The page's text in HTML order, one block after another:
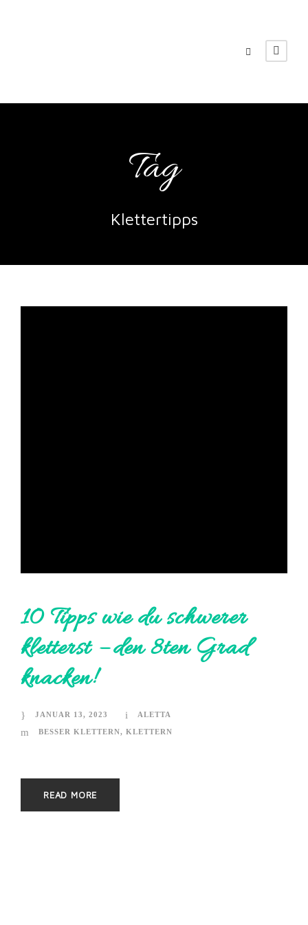
Tag
Klettertipps
10 Tipps wie du schwerer
kletterst – den 8ten Grad
knacken!
JANUAR 13, 2023 ALETTA
BESSER KLETTERN, KLETTERN
READ MORE